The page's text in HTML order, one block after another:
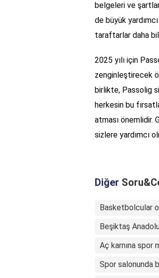
belgeleri ve
de büyük
taraftarlar daha
2025 yılı için
zenginleştirecek
birlikte, Passolig
herkesin bu
atması önemlidir.
sizlere yardımcı
Diğer
Basketbolcular
Beşiktaş
Aç karnına spor
Spor salonunda